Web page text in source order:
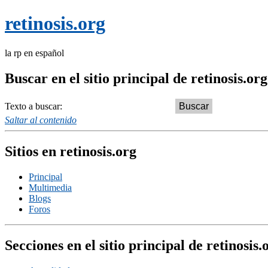
retinosis.org
la rp en español
Buscar en el sitio principal de retinosis.org
Texto a buscar:
Saltar al contenido
Sitios en retinosis.org
Principal
Multimedia
Blogs
Foros
Secciones en el sitio principal de